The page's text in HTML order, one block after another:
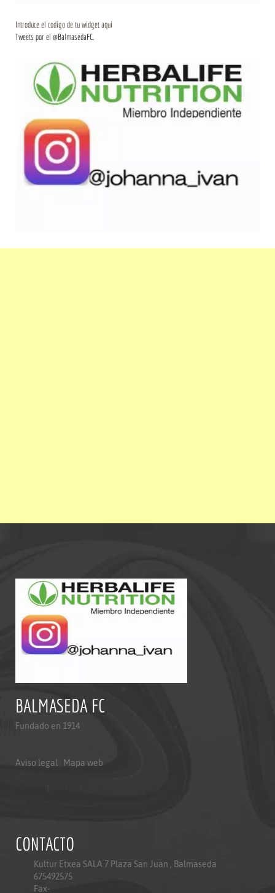
Introduce el codigo de tu widget aqui
Tweets por el @BalmasedaFC.
BALMASEDA FC
Fundado en 1914
Aviso legal Mapa web
CONTACTO
Kultur Etxea SALA 7 Plaza San Juan , Balmaseda
675492575
Fax-